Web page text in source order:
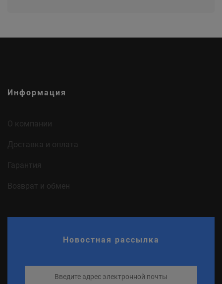
Информация
О компании
Доставка и оплата
Гарантия
Возврат и обмен
Новостная рассылка